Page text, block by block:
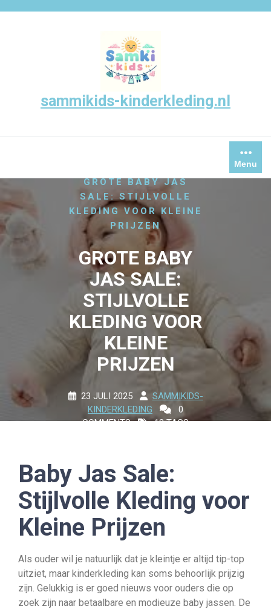
sammikids-kinderkleding.nl
Menu
GROTE BABY JAS
SALE: STIJLVOLLE
KLEDING VOOR KLEINE
PRIJZEN
GROTE BABY
JAS SALE:
STIJLVOLLE
KLEDING VOOR
KLEINE
PRIJZEN
23 JULI 2025
SAMMIKIDS-
KINDERKLEDING
0
COMMENTS
13 TAGS
Baby Jas Sale:
Stijlvolle Kleding voor
Kleine Prijzen
Als ouder wil je natuurlijk dat je kleintje er altijd tip-top
uitziet, maar kinderkleding kan soms behoorlijk prijzig
zijn. Gelukkig is er goed nieuws voor ouders die op
zoek zijn naar betaalbare en modieuze baby jassen. De